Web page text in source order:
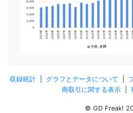
収録統計| グラフとデータについて
商取引に関する表示|
© GD Freak!